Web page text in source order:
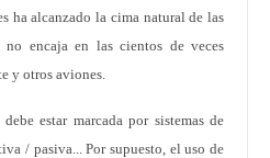
ha alcanzado la cima natural de las
encaja en las cientos de veces
y otros aviones.
estar marcada por sistemas de
/ pasiva... Por supuesto, el uso de